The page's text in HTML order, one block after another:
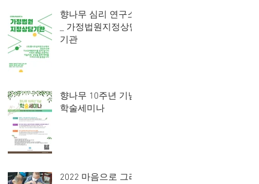
향나무 심리 연구소
_ 가정법원지정상담
기관
향나무 10주년 기념
학술세미나
2022 마음으로 그리